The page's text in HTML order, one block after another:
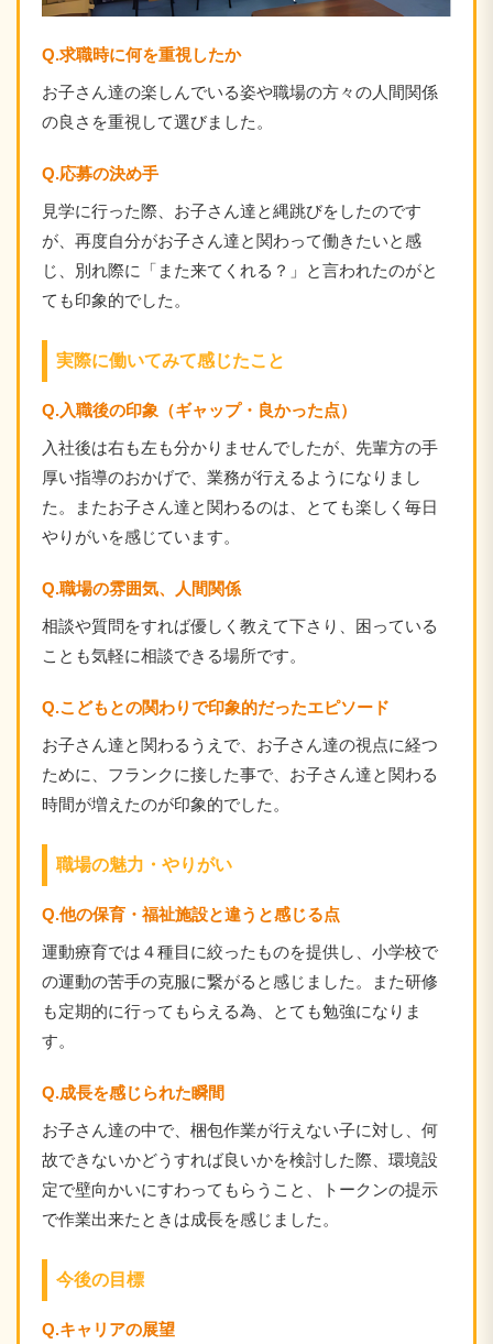
Q.求職時に何を重視したか
お子さん達の楽しんでいる姿や職場の方々の人間関係
の良さを重視して選びました。
Q.応募の決め手
見学に行った際、お子さん達と縄跳びをしたのです
が、再度自分がお子さん達と関わって働きたいと感
じ、別れ際に「また来てくれる？」と言われたのがと
ても印象的でした。
実際に働いてみて感じたこと
Q.入職後の印象（ギャップ・良かった点）
入社後は右も左も分かりませんでしたが、先輩方の手
厚い指導のおかげで、業務が行えるようになりまし
た。またお子さん達と関わるのは、とても楽しく毎日
やりがいを感じています。
Q.職場の雰囲気、人間関係
相談や質問をすれば優しく教えて下さり、困っている
ことも気軽に相談できる場所です。
Q.こどもとの関わりで印象的だったエピソード
お子さん達と関わるうえで、お子さん達の視点に経つ
ために、フランクに接した事で、お子さん達と関わる
時間が増えたのが印象的でした。
職場の魅力・やりがい
Q.他の保育・福祉施設と違うと感じる点
運動療育では４種目に絞ったものを提供し、小学校で
の運動の苦手の克服に繋がると感じました。また研修
も定期的に行ってもらえる為、とても勉強になりま
す。
Q.成長を感じられた瞬間
お子さん達の中で、梱包作業が行えない子に対し、何
故できないかどうすれば良いかを検討した際、環境設
定で壁向かいにすわってもらうこと、トークンの提示
で作業出来たときは成長を感じました。
今後の目標
Q.キャリアの展望